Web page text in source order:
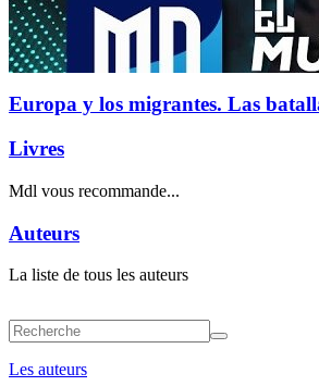
Europa y los migrantes. Las
Livres
Mdl vous recommande...
Auteurs
La liste de tous les auteurs
Les auteurs